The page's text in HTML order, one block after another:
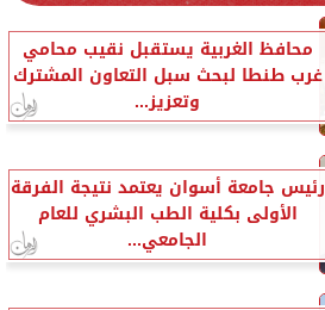
محافظ الغربية يستقبل نقيب محامي
غرب طنطا لبحث سبل التعاون المشترك
وتعزيز...
رئيس جامعة أسوان يعتمد نتيجة الفرقة
الأولى بكلية الطب البشري للعام
الجامعي...